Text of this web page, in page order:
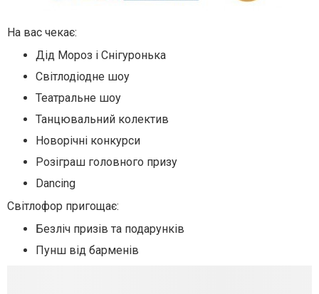
На вас чекає:
Дід Мороз і Снігуронька
Світлодіодне шоу
Театральне шоу
Танцювальний колектив
Новорічні конкурси
Розіграш головного призу
Dancing
Світлофор пригощає:
Безліч призів та подарунків
Пунш від барменів